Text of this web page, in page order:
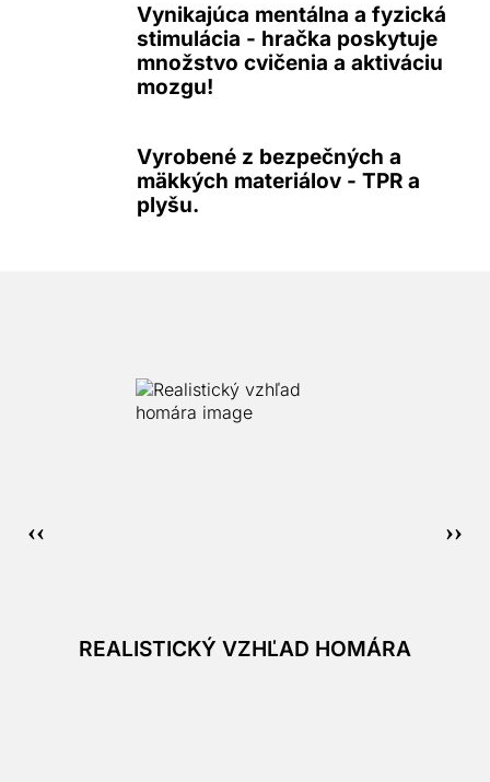
Vynikajúca mentálna a fyzická
stimulácia - hračka poskytuje
množstvo cvičenia a aktiváciu
mozgu!
Vyrobené z bezpečných a
mäkkých materiálov - TPR a
plyšu.
REALISTICKÝ VZHĽAD HOMÁRA